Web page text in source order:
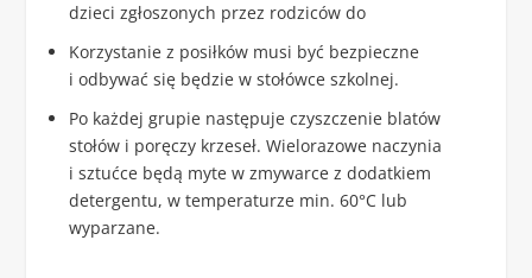
dzieci zgłoszonych przez rodziców do
Korzystanie z posiłków musi być bezpieczne
i odbywać się będzie w stołówce szkolnej.
Po każdej grupie następuje czyszczenie blatów
stołów i poręczy krzeseł. Wielorazowe naczynia
i sztućce będą myte w zmywarce z dodatkiem
detergentu, w temperaturze min. 60°C lub
wyparzane.